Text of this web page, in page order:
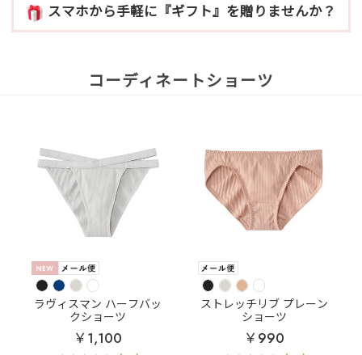
スマホから手軽に『ギフト』を贈りませんか？
コーディネートショーツ
ラヴィスマン ハーフバッ
クショーツ
￥1,100
ストレッチリブ プレーン
ショーツ
￥990